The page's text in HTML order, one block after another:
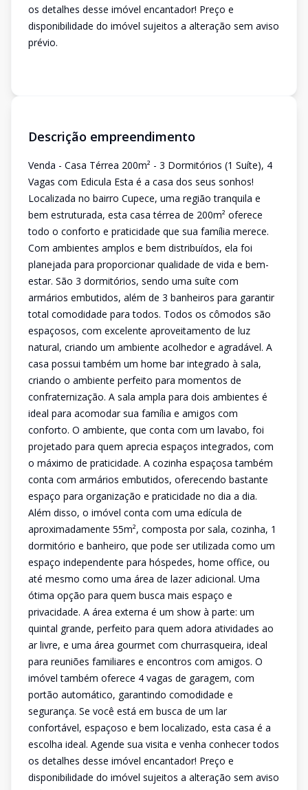
os detalhes desse imóvel encantador! Preço e
disponibilidade do imóvel sujeitos a alteração sem aviso
prévio.
Descrição empreendimento
Venda - Casa Térrea 200m² - 3 Dormitórios (1 Suíte), 4
Vagas com Edicula Esta é a casa dos seus sonhos!
Localizada no bairro Cupece, uma região tranquila e
bem estruturada, esta casa térrea de 200m² oferece
todo o conforto e praticidade que sua família merece.
Com ambientes amplos e bem distribuídos, ela foi
planejada para proporcionar qualidade de vida e bem-
estar. São 3 dormitórios, sendo uma suíte com
armários embutidos, além de 3 banheiros para garantir
total comodidade para todos. Todos os cômodos são
espaçosos, com excelente aproveitamento de luz
natural, criando um ambiente acolhedor e agradável. A
casa possui também um home bar integrado à sala,
criando o ambiente perfeito para momentos de
confraternização. A sala ampla para dois ambientes é
ideal para acomodar sua família e amigos com
conforto. O ambiente, que conta com um lavabo, foi
projetado para quem aprecia espaços integrados, com
o máximo de praticidade. A cozinha espaçosa também
conta com armários embutidos, oferecendo bastante
espaço para organização e praticidade no dia a dia.
Além disso, o imóvel conta com uma edícula de
aproximadamente 55m², composta por sala, cozinha, 1
dormitório e banheiro, que pode ser utilizada como um
espaço independente para hóspedes, home office, ou
até mesmo como uma área de lazer adicional. Uma
ótima opção para quem busca mais espaço e
privacidade. A área externa é um show à parte: um
quintal grande, perfeito para quem adora atividades ao
ar livre, e uma área gourmet com churrasqueira, ideal
para reuniões familiares e encontros com amigos. O
imóvel também oferece 4 vagas de garagem, com
portão automático, garantindo comodidade e
segurança. Se você está em busca de um lar
confortável, espaçoso e bem localizado, esta casa é a
escolha ideal. Agende sua visita e venha conhecer todos
os detalhes desse imóvel encantador! Preço e
disponibilidade do imóvel sujeitos a alteração sem aviso